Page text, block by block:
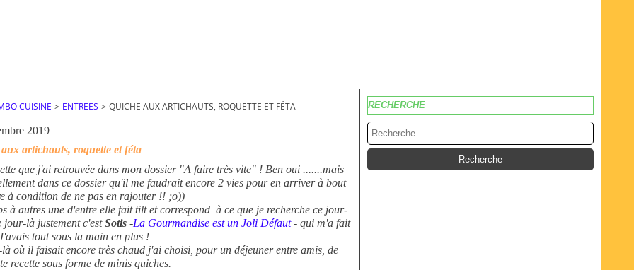
CUISINE > ENTREES > QUICHE AUX ARTICHAUTS, ROQUETTE ET FÉTA
2019
artichauts, roquette et féta
que j'ai retrouvée dans mon dossier "A faire très vite" ! Ben oui .......mais
dans ce dossier qu'il me faudrait encore 2 vies pour en arriver à bout
à condition de ne pas en rajouter !! ;o))
à autres une d'entre elle fait tilt et correspond à ce que je recherche ce jour-
jour-là justement c'estSotis -La Gourmandise est un Joli Défaut- qui m'a fait
tout sous la main en plus !
où il faisait encore très chaud j'ai choisi, pour un déjeuner entre amis, de
recette sous forme de minis quiches.
RECHERCHE